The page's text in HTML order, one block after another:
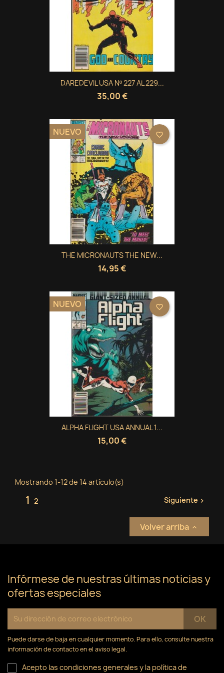
DAREDEVIL USA Nº 227 AL 229...
35,00 €
THE MICRONAUTS THE NEW...
14,95 €
NUEVO favorite_border
ALPHA FLIGHT USA ANNUAL 1...
15,00 €
NUEVO favorite_border
Mostrando 1-12 de 14 artículo(s)
1 2 Siguiente 
Volver arriba 
Infórmese de nuestras últimas noticias y
ofertas especiales
Puede darse de baja en cualquier momento. Para ello, consulte nuestra
información de contacto en el aviso legal.
Acepto las condiciones generales y la política de